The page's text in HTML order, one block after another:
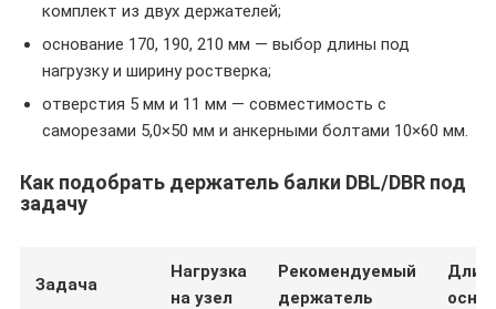
комплект из двух держателей;
основание 170, 190, 210 мм — выбор длины под
нагрузку и ширину ростверка;
отверстия 5 мм и 11 мм — совместимость с
саморезами 5,0×50 мм и анкерными болтами 10×60 мм.
Как подобрать держатель балки DBL/DBR под
задачу
Задача
Нагрузка
на узел
Рекомендуемый
держатель